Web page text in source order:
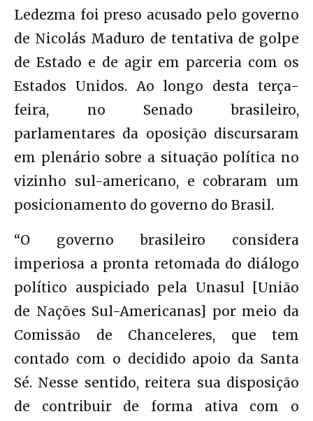
Ledezma foi preso acusado pelo governo
de Nicolás Maduro de tentativa de golpe
de Estado e de agir em parceria com os
Estados Unidos. Ao longo desta terça-
feira, no Senado brasileiro,
parlamentares da oposição discursaram
em plenário sobre a situação política no
vizinho sul-americano, e cobraram um
posicionamento do governo do Brasil.
“O governo brasileiro considera
imperiosa a pronta retomada do diálogo
político auspiciado pela Unasul [União
de Nações Sul-Americanas] por meio da
Comissão de Chanceleres, que tem
contado com o decidido apoio da Santa
Sé. Nesse sentido, reitera sua disposição
de contribuir de forma ativa com o